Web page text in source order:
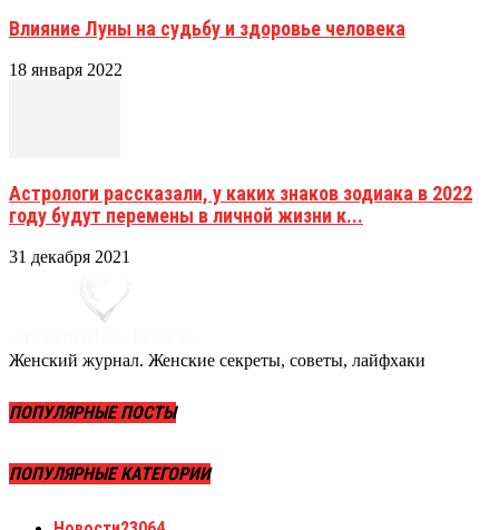
Влияние Луны на судьбу и здоровье человека
18 января 2022
Астрологи рассказали, у каких знаков зодиака в 2022
году будут перемены в личной жизни к...
31 декабря 2021
Женский журнал. Женские секреты, советы, лайфхаки
ПОПУЛЯРНЫЕ ПОСТЫ
ПОПУЛЯРНЫЕ КАТЕГОРИИ